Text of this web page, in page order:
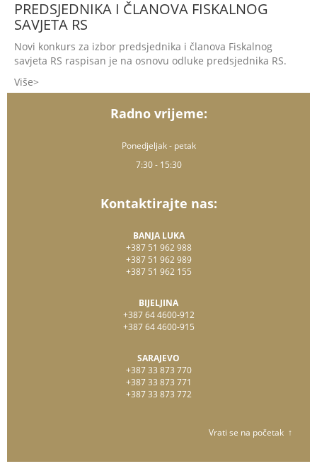
PREDSJEDNIKA I ČLANOVA FISKALNOG
SAVJETA RS
Novi konkurs za izbor predsjednika i članova Fiskalnog
savjeta RS raspisan je na osnovu odluke predsjednika RS.
Više
Radno vrijeme:
Ponedjeljak - petak
7:30 - 15:30
Kontaktirajte nas:
BANJA LUKA
+387 51 962 988
+387 51 962 989
+387 51 962 155
BIJELJINA
+387 64 4600-912
+387 64 4600-915
SARAJEVO
+387 33 873 770
+387 33 873 771
+387 33 873 772
Vrati se na početak ↑